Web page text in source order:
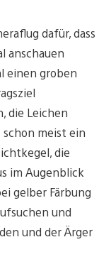
dafür, dass
anschauen
einen groben
die Leichen
meist ein
die
im Augenblick
gelber Färbung
und
und der Ärger